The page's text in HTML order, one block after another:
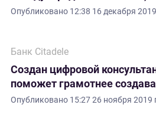
Опубликовано 12:38 16 декабря
Банк Citadele
Создан цифровой
поможет грамотнее
Опубликовано 15:27 26 ноября 2019